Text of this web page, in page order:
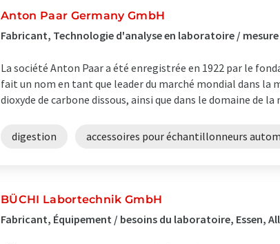
Anton Paar Germany GmbH
Fabricant, Technologie d'analyse en laboratoire /
La société Anton Paar a été enregistrée en 1922 par le
fait un nom en tant que leader du marché mondial dans la
dioxyde de carbone dissous, ainsi que dans le domaine de la
digestion accessoires pour échantillonneurs
BÜCHI Labortechnik GmbH
Fabricant, Équipement / besoins du laboratoire, Essen,